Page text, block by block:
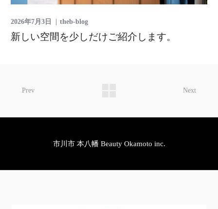
2026年7月3日 theb-blog
新しい空間を少しだけご紹介します。
Prev Next
市川市 本八幡 Beauty Okamoto inc.